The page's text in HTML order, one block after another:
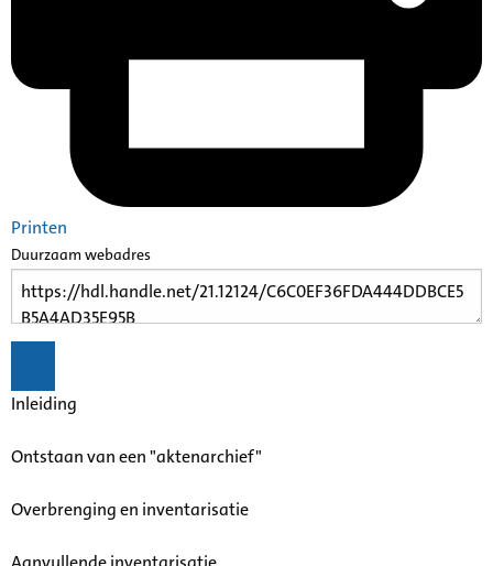
Printen
Duurzaam webadres
Inleiding
Ontstaan van een "aktenarchief"
Overbrenging en inventarisatie